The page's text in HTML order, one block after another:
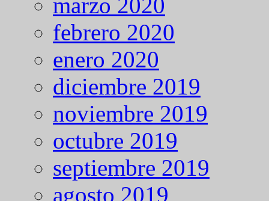
marzo 2020
febrero 2020
enero 2020
diciembre 2019
noviembre 2019
octubre 2019
septiembre 2019
agosto 2019